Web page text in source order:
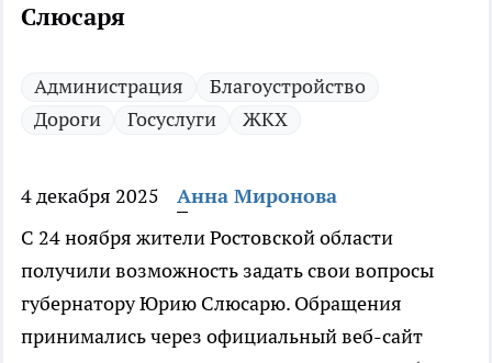
Слюсаря
Администрация
Благоустройство
Дороги
Госуслуги ЖКХ
4 декабря 2025
Анна Миронова
С 24 ноября жители Ростовской области
получили возможность задать свои вопросы
губернатору Юрию Слюсарю. Обращения
принимались через официальный веб-сайт